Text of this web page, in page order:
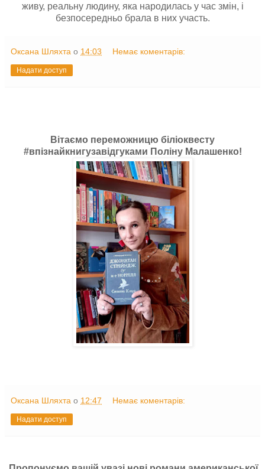
живу, реальну людину, яка народилась у час змін, і
безпосередньо брала в них участь.
Оксана Шляхта о 14:03 Немає коментарів:
Надати доступ
Вітаємо переможницю біліоквесту
#впізнайкнигузавідгуками Поліну Малашенко!
Оксана Шляхта о 12:47 Немає коментарів:
Надати доступ